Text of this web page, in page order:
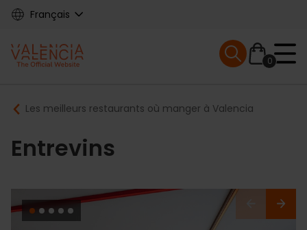
Skip
content
Français
Main
navigation
0
Mobile menu
Breadcrumb
Les meilleurs restaurants où manger à Valencia
Entrevins